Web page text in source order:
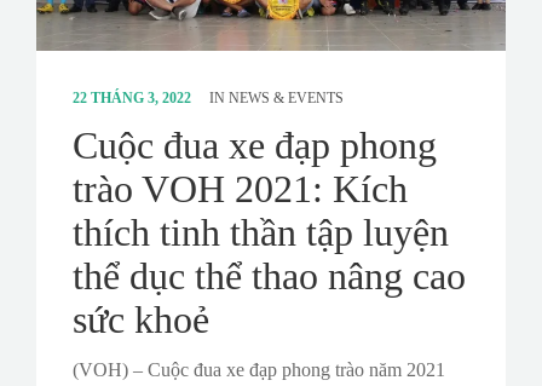
22 THÁNG 3, 2022 IN NEWS & EVENTS
Cuộc đua xe đạp phong
trào VOH 2021: Kích
thích tinh thần tập luyện
thể dục thể thao nâng cao
sức khoẻ
(VOH) – Cuộc đua xe đạp phong trào năm 2021